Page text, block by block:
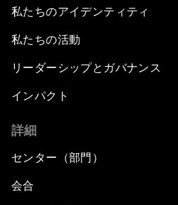
私たちのアイデンティティ
私たちの活動
リーダーシップとガバナンス
インパクト
詳細
センター（部門）
会合